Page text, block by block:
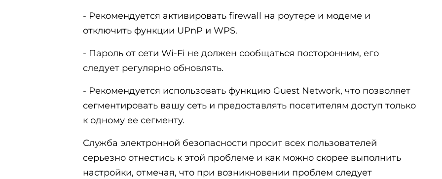
- Рекомендуется активировать firewall на роутере и модеме и
отключить функции UPnP и WPS.
- Пароль от сети Wi-Fi не должен сообщаться посторонним, его
следует регулярно обновлять.
- Рекомендуется использовать функцию Guest Network, что позволяет
сегментировать вашу сеть и предоставлять посетителям доступ только
к одному ее сегменту.
Служба электронной безопасности просит всех пользователей
серьезно отнестись к этой проблеме и как можно скорее выполнить
настройки, отмечая, что при возникновении проблем следует